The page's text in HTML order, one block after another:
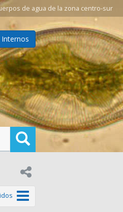
de agua de la zona centro-sur
Buscar
Compartir en:
de este tema